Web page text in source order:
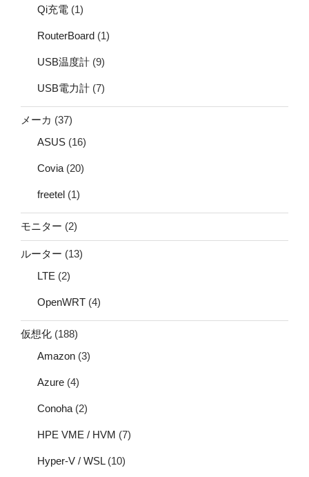
Qi充電 (1)
RouterBoard (1)
USB温度計 (9)
USB電力計 (7)
メーカ (37)
ASUS (16)
Covia (20)
freetel (1)
モニター (2)
ルーター (13)
LTE (2)
OpenWRT (4)
仮想化 (188)
Amazon (3)
Azure (4)
Conoha (2)
HPE VME / HVM (7)
Hyper-V / WSL(10)